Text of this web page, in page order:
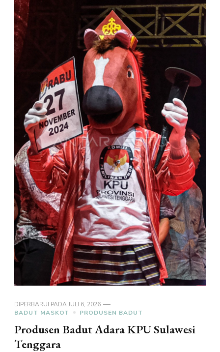
DIPERBARUI PADAJULI 6, 2026
BADUT MASKOT
PRODUSEN BADUT
Produsen Badut Adara KPU Sulawesi
Tenggara